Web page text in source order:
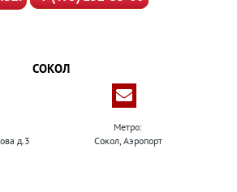
СОКОЛ
д.3
Метро:
Сокол, Аэропорт